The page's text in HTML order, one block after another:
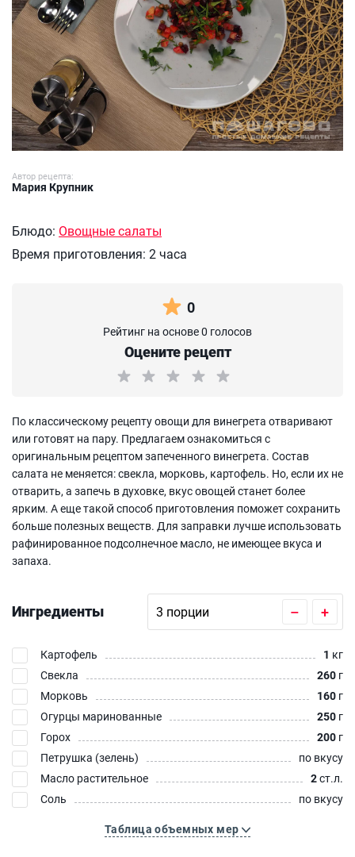
Автор рецепта:
Мария Крупник
Блюдо: Овощные салаты
Время приготовления: 2 часа
0
Рейтинг на основе 0 голосов
Оцените рецепт
По классическому рецепту овощи для винегрета отваривают
или готовят на пару. Предлагаем ознакомиться с
оригинальным рецептом запеченного винегрета. Состав
салата не меняется: свекла, морковь, картофель. Но, если их не
отварить, а запечь в духовке, вкус овощей станет более
ярким. А еще такой способ приготовления поможет сохранить
больше полезных веществ. Для заправки лучше использовать
рафинированное подсолнечное масло, не имеющее вкуса и
запаха.
Ингредиенты – +
Картофель 1 кг
Свекла
260 г
Морковь
160 г
Огурцы маринованные
250 г
Горох
200 г
Петрушка (зелень)
по вкусу
Масло растительное
2ст.л.
Соль
по вкусу
Таблица объемных мер